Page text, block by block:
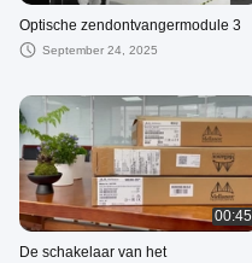
Optische zendontvangermodule 3
September 24, 2025
00:45
De schakelaar van het